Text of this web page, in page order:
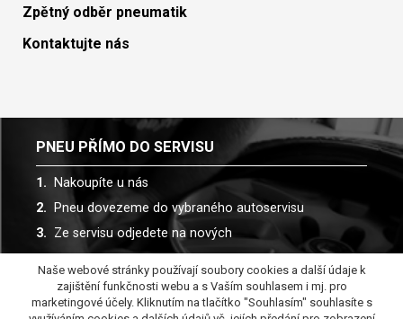
Zpětný odběr pneumatik
Kontaktujte nás
PNEU PŘÍMO DO SERVISU
Nakoupíte u nás
Pneu dovezeme do vybraného autoservisu
Ze servisu odjedete na nových
Spolupracujeme s více než 30 autoservisy
Naše webové stránky používají soubory cookies a další údaje k
zajištění funkčnosti webu a s Vaším souhlasem i mj. pro
marketingové účely. Kliknutím na tlačítko "Souhlasím" souhlasíte s